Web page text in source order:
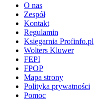
O nas
Zespół
Kontakt
Regulamin
Księgarnia Profinfo.pl
Wolters Kluwer
FEPI
FPOP
Mapa strony
Polityka prywatności
Pomoc